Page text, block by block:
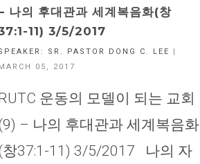
나의 후대관과 세계복음화(창
11) 3/5/2017
SR. PASTOR DONG C. LEE
|
05, 2017
운동의 모델이 되는 교회
– 나의 후대관과 세계복음화
창37:1-11) 3/5/2017 나의 자